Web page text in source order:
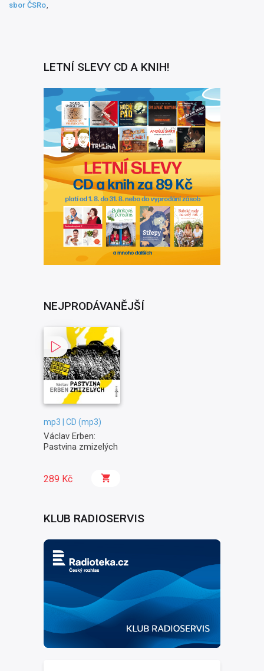
sbor ČSRo
LETNÍ SLEVY CD A KNIH!
NEJPRODÁVANĚJŠÍ
mp3 | CD (mp3)
Václav Erben:
Pastvina zmizelých
289 Kč
KLUB RADIOSERVIS